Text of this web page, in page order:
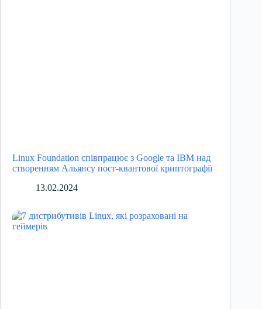
Linux Foundation співпрацює з Google та IBM над
створенням Альянсу пост-квантової криптографії
13.02.2024